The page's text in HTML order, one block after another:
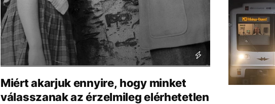
Miért akarjuk ennyire, hogy minket
válasszanak az érzelmileg elérhetetlen